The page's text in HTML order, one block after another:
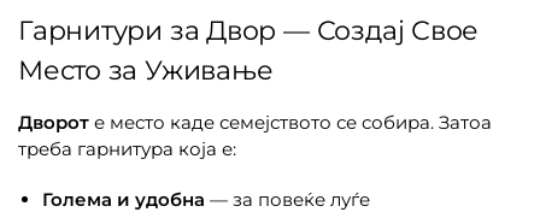
Гарнитури за Двор — Создај Свое
Место за Уживање
Дворот е место каде семејството се собира. Затоа
треба гарнитура која е:
Голема и удобна — за повеќе луѓе